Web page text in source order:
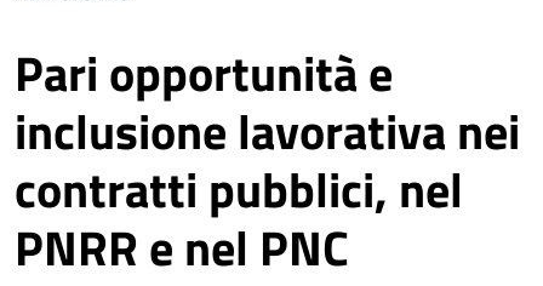
Pari opportunità e
inclusione lavorativa nei
contratti pubblici, nel
PNRR e nel PNC